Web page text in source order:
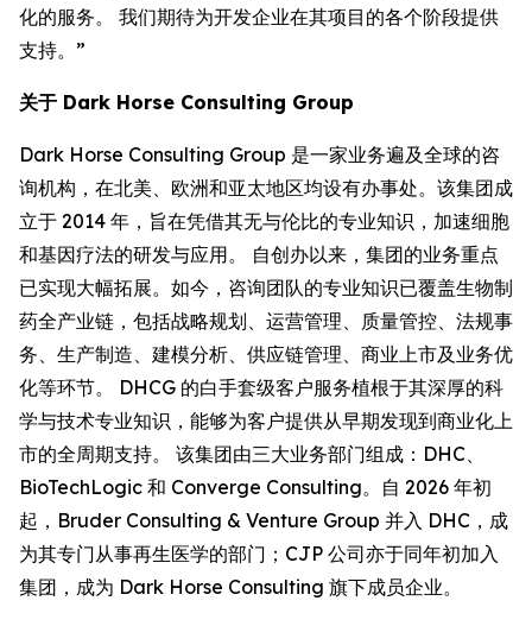
化的服务。 我们期待为开发企业在其项目的各个阶段提供
支持。”
关于 Dark Horse Consulting Group
Dark Horse Consulting Group 是一家业务遍及全球的咨
询机构，在北美、欧洲和亚太地区均设有办事处。该集团成
立于 2014 年，旨在凭借其无与伦比的专业知识，加速细胞
和基因疗法的研发与应用。 自创办以来，集团的业务重点
已实现大幅拓展。如今，咨询团队的专业知识已覆盖生物制
药全产业链，包括战略规划、运营管理、质量管控、法规事
务、生产制造、建模分析、供应链管理、商业上市及业务优
化等环节。 DHCG 的白手套级客户服务植根于其深厚的科
学与技术专业知识，能够为客户提供从早期发现到商业化上
市的全周期支持。 该集团由三大业务部门组成：DHC、
BioTechLogic 和 Converge Consulting。自 2026 年初
起，Bruder Consulting & Venture Group 并入 DHC，成
为其专门从事再生医学的部门；CJP 公司亦于同年初加入
集团，成为 Dark Horse Consulting 旗下成员企业。